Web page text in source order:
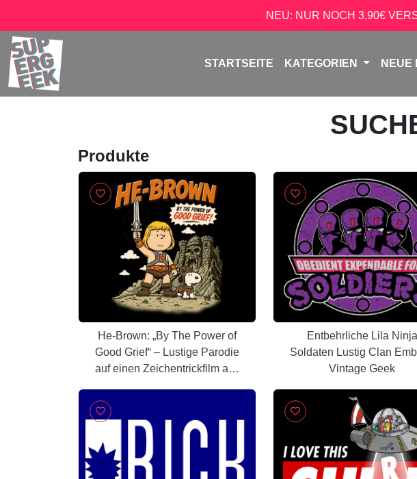
NEU: NUR NOCH 3,90€
STARTSEITE KATEGORIEN NEUE
Produkte
He-Brown: „By The Power of
Good Grief“ – Lustige Parodie
auf einen Zeichentrickfilm aus
Entbehrliche Lila Ninja
Soldaten Lustig Clan
Vintage Geek